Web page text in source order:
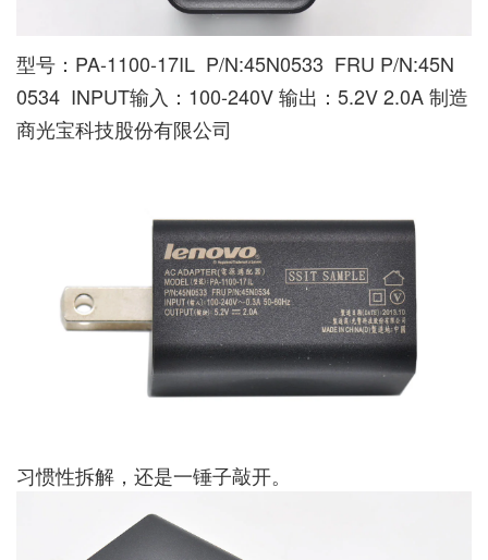
型号：PA-1100-17IL P/N:45N0533 FRU P/N:45N
0534 INPUT输入：100-240V 输出：5.2V 2.0A 制造
商光宝科技股份有限公司
习惯性拆解，还是一锤子敲开。